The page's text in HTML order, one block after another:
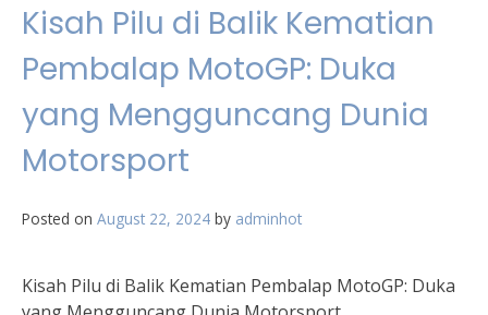
Kisah Pilu di Balik Kematian
Pembalap MotoGP: Duka
yang Mengguncang Dunia
Motorsport
Posted on August 22, 2024 by adminhot
Kisah Pilu di Balik Kematian Pembalap MotoGP: Duka